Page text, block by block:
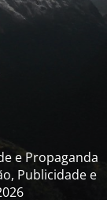
e Propaganda
Publicidade e